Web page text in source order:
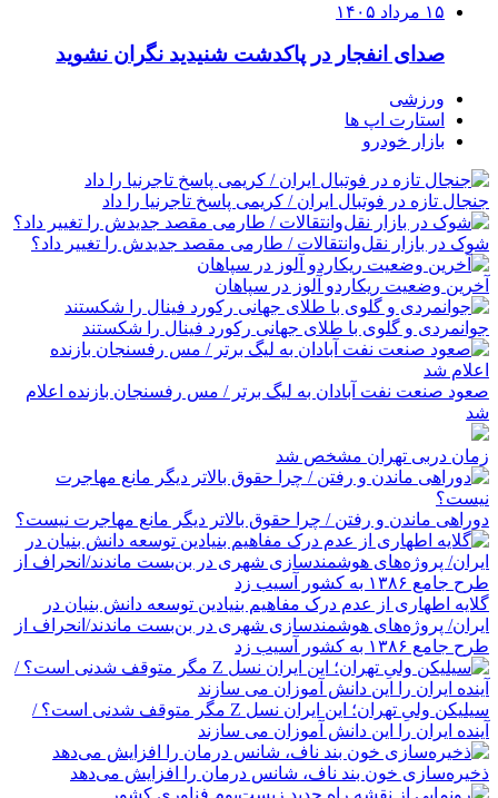
۱۵ مرداد ۱۴۰۵
صدای انفجار در پاکدشت شنیدید نگران نشوید
ورزشی
استارت اپ ها
بازار خودرو
جنجال تازه در فوتبال ایران / کریمی پاسخ تاجرنیا را داد
شوک در بازار نقل‌وانتقالات / طارمی مقصد جدیدش را تغییر داد؟
آخرین وضعیت ریکاردو آلوز در سپاهان
جوانمردی و گلوی با طلای جهانی رکورد فینال را شکستند
صعود صنعت نفت آبادان به لیگ برتر / مس رفسنجان بازنده اعلام
شد
زمان دربی تهران مشخص شد
دوراهی ماندن و رفتن / چرا حقوق بالاتر دیگر مانع مهاجرت نیست؟
گلایه اطهاری از عدم درک مفاهیم بنیادین توسعه دانش بنیان در
ایران/ پروژه‌های هوشمندسازی شهری در بن‌بست ماندند/انحراف از
طرح جامع ۱۳۸۶ به کشور آسیب زد
سیلیکن ولیِ تهران؛ این ایران نسل Z مگر متوقف شدنی است؟ /
آینده ایران را این دانش آموزان می سازند
ذخیره‌سازی خون بند ناف، شانس درمان را افزایش می‌دهد